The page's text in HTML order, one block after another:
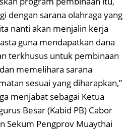
dengan sarana olahraga yang
nanti akan menjalin kerja
guna mendapatkan dana
terkhusus untuk pembinaan
memelihara sarana
sesuai yang diharapkan,”
menjabat sebagai Ketua
Besar (Kabid PB) Cabor
Sekum Pengprov Muaythai